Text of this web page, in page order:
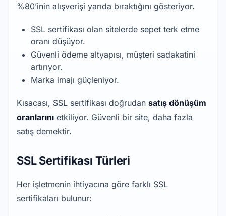
%80’inin alışverişi yarıda bıraktığını gösteriyor.
SSL sertifikası olan sitelerde sepet terk etme
oranı düşüyor.
Güvenli ödeme altyapısı, müşteri sadakatini
artırıyor.
Marka imajı güçleniyor.
Kısacası, SSL sertifikası doğrudan satış dönüşüm
oranlarını etkiliyor. Güvenli bir site, daha fazla
satış demektir.
SSL Sertifikası Türleri
Her işletmenin ihtiyacına göre farklı SSL
sertifikaları bulunur: